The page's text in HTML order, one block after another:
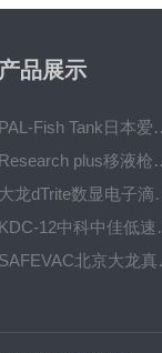
产品展示
PAL-Fish Tank
Research plus
大龙dTrite
KDC-